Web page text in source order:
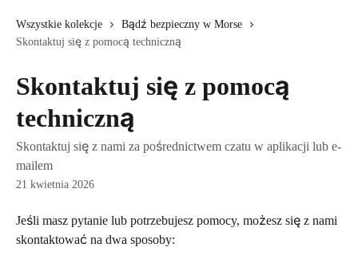
Wszystkie kolekcje
Bądź bezpieczny w Morse
Skontaktuj się z pomocą techniczną
Skontaktuj się z pomocą
techniczną
Skontaktuj się z nami za pośrednictwem czatu w aplikacji lub e-
mailem
21 kwietnia 2026
Jeśli masz pytanie lub potrzebujesz pomocy, możesz się z nami
skontaktować na dwa sposoby: